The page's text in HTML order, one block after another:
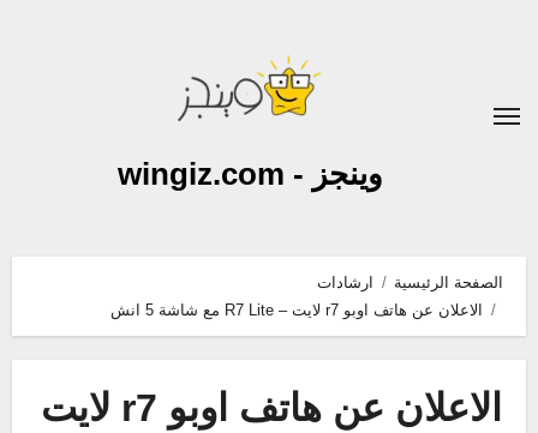
وينجز - wingiz.com
الصفحة الرئيسية
ارشادات
الاعلان عن هاتف اوبو r7 لايت – R7 Lite مع شاشة 5 انش
الاعلان عن هاتف اوبو r7 لايت